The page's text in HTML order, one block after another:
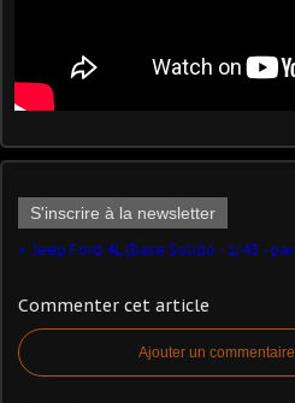
S'inscrire à la newsletter
Commenter cet article
Ajouter un commentaire